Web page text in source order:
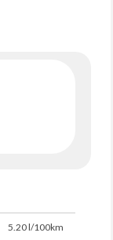
5.20 l/100km